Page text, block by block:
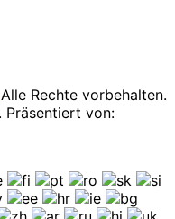
Rechte vorbehalten.
Präsentiert von: